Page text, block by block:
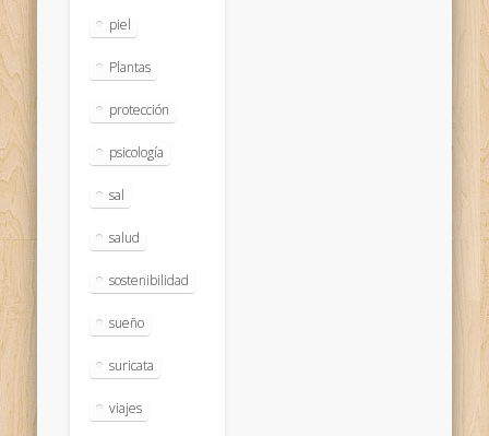
piel
Plantas
protección
psicología
sal
salud
sostenibilidad
sueño
suricata
viajes